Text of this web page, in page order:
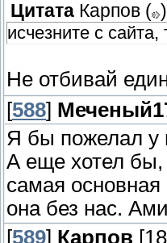
Цитата Карпов ( )
исчезните с
Не отбивай
[588]
Я бы пожелал у
А еще хотел бы,
самая
она без нас.
[589] Карпов